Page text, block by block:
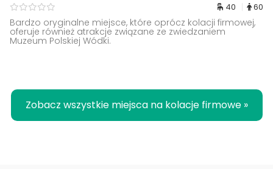
40 60
Bardzo oryginalne miejsce, które oprócz kolacji firmowej,
oferuje również atrakcje związane ze zwiedzaniem
Muzeum Polskiej Wódki.
Zobacz wszystkie miejsca na kolacje firmowe »